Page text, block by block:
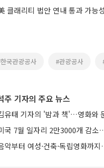
클래리티 법안 연내 통과 가
국관광공사 #관광공사
주 기자의 주요 뉴스
유태 기자의 '밤과 책'…영화와
국 7월 일자리 2만3000개 감
악부터 여성·건축·독립영화까